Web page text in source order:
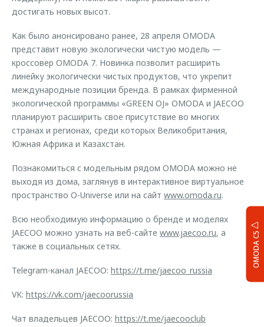
OMODA C5
достигать новых высот.
Как было анонсировано ранее, 28 апреля OMODA
представит новую экологически чистую модель —
кроссовер OMODA 7. Новинка позволит расширить
линейку экологически чистых продуктов, что укрепит
международные позиции бренда. В рамках фирменной
экологической программы «GREEN OJ» OMODA и JAECOO
планируют расширить свое присутствие во многих
странах и регионах, среди которых Великобритания,
Южная Африка и Казахстан.
Познакомиться с модельным рядом OMODA можно не
выходя из дома, заглянув в интерактивное виртуальное
пространство O-Universe или на сайт www.omoda.ru.
Всю необходимую информацию о бренде и моделях
JAECOO можно узнать на веб-сайте www.jaecoo.ru, а
также в социальных сетях.
Telegram-канал JAECOO: https://t.me/jaecoo_russia
VK: https://vk.com/jaecoorussia
Чат владельцев JAECOO: https://t.me/jaecooclub